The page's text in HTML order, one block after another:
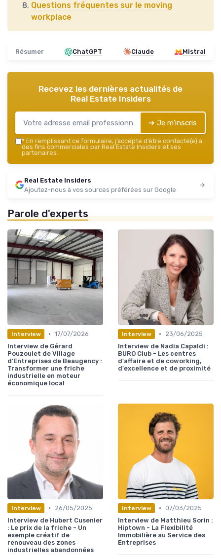
Questions fréquentes sur le moving
workplace
Résumer ChatGPT Claude Mistral
Recevez les dernières actualités de
Real Estate Insiders
➔ Je m'inscris
* En remplissant ce formulaire, j’accepte d’être contacté(e) à
des fins commerciales par Real Estate Insiders et ses
partenaires.
Real Estate Insiders
Ajoutez-nous à vos sources préférées sur Google
Parole d'experts
Interview • 17/07/2026
Interview de Gérard
Pouzoulet de Village
d’Entreprises de Beaugency :
Transformer une friche
industrielle en moteur
économique local
Interview •
23/06/2025
Interview de Nadia Capaldi :
BURO Club - Les centres
d'affaire et de coworking,
d'excellence et de proximité
Interview •
26/05/2025
Interview de Hubert Cusenier
: Le prix de la friche - Un
exemple créatif de
renouveau des zones
industrielles abandonnées
Interview • 07/03/2025
Interview de Matthieu Sorin :
Hiptown - La Flexibilité
Immobilière au Service des
Entreprises